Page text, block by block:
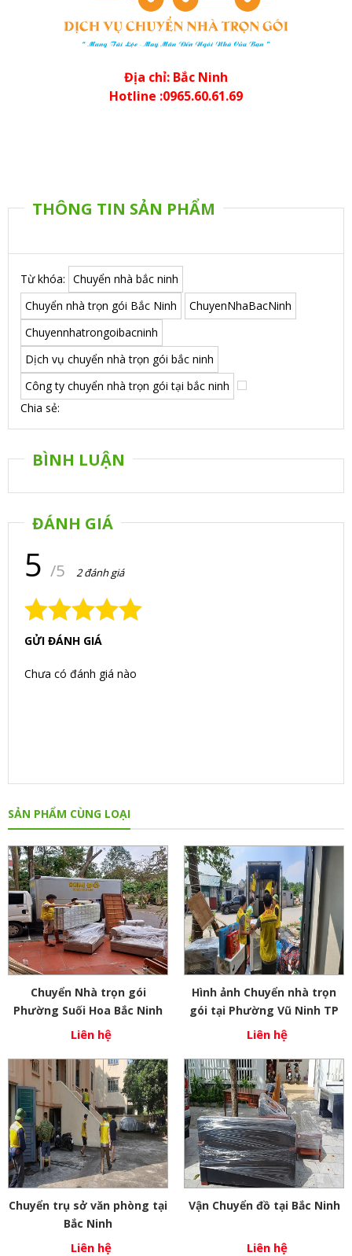
Địa chỉ: Bắc Ninh
Hotline :0965.60.61.69
THÔNG TIN SẢN PHẨM
Từ khóa: Chuyển nhà bắc ninh
Chuyển nhà trọn gói Bắc Ninh
ChuyenNhaBacNinh
Chuyennhatrongoibacninh
Dịch vụ chuyển nhà trọn gói bắc ninh
Công ty chuyển nhà trọn gói tại bắc ninh
Chia sẻ:
BÌNH LUẬN
ĐÁNH GIÁ
5 /5 2 đánh giá
GỬI ĐÁNH GIÁ
Chưa có đánh giá nào
SẢN PHẨM CÙNG LOẠI
Chuyển Nhà trọn gói
Phường Suối Hoa Bắc Ninh
Liên hệ
Hình ảnh Chuyển nhà trọn
gói tại Phường Vũ Ninh TP
Bắc Ninh
Liên hệ
Chuyển trụ sở văn phòng tại
Bắc Ninh
Liên hệ
Vận Chuyển đồ tại Bắc Ninh
Liên hệ